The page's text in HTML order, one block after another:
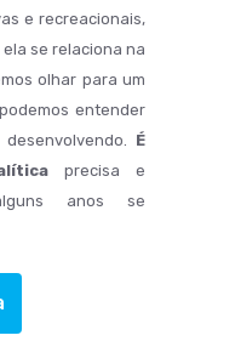
e recreacionais,
se relaciona na
olhar para um
entender
É
precisa e
anos se